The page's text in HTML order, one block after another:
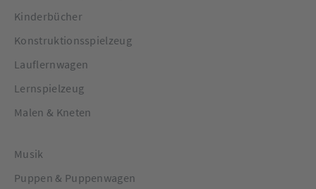
Kinderbücher
Konstruktionsspielzeug
Lauflernwagen
Lernspielzeug
Malen & Kneten
Musik
Puppen & Puppenwagen